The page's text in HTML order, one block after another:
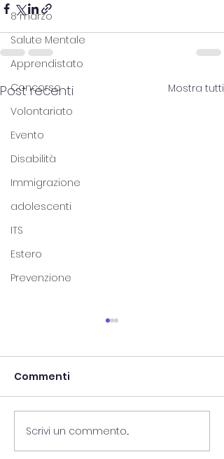
8 marzo
Salute Mentale
Apprendistato
Concorso
Volontariato
Evento
Disabilità
Immigrazione
adolescenti
ITS
Estero
Prevenzione
Post recenti Mostra tutti
"PICCOLA OFFICINA
POLITICA": CORSO DI
Commenti
Scrivi un commento...